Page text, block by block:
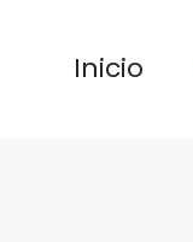
Inicio